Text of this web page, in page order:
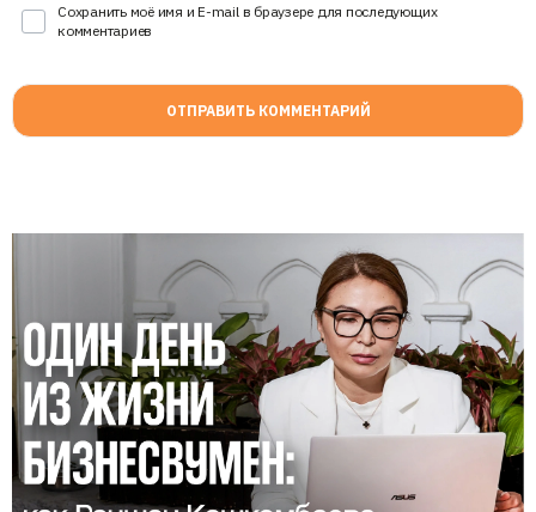
Сохранить моё имя и E-mail в браузере для последующих
комментариев